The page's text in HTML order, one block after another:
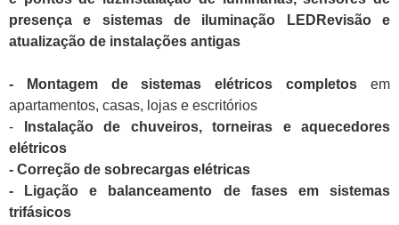
presença e sistemas de iluminação LEDRevisão e
atualização de instalações antigas
- Montagem de sistemas elétricos completos em
apartamentos, casas, lojas e escritórios
-
Instalação de chuveiros, torneiras e aquecedores
elétricos
- Correção de sobrecargas elétricas
- Ligação e balanceamento de fases em sistemas
trifásicos